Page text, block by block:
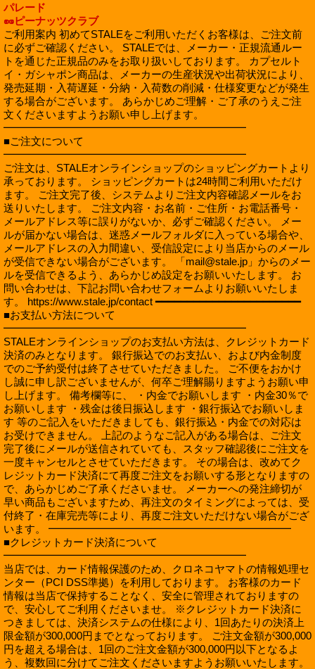
パレード
🥜ピーナッツクラブ
ご利用案内 初めてSTALEをご利用いただくお客様は、ご注文前
に必ずご確認ください。 STALEでは、メーカー・正規流通ルー
トを通じた正規品のみをお取り扱いしております。 カプセルト
イ・ガシャポン商品は、メーカーの生産状況や出荷状況により、
発売延期・入荷遅延・分納・入荷数の削減・仕様変更などが発生
する場合がございます。 あらかじめご理解・ご了承のうえご注
文くださいますようお願い申し上げます。
━━━━━━━━━━━━━━━━━━━━━━━
■ご注文について
━━━━━━━━━━━━━━━━━━━━━━━
ご注文は、STALEオンラインショップのショッピングカートより
承っております。 ショッピングカートは24時間ご利用いただけ
ます。 ご注文完了後、システムよりご注文内容確認メールをお
送りいたします。 ご注文内容・お名前・ご住所・お電話番号・
メールアドレス等に誤りがないか、必ずご確認ください。 メー
ルが届かない場合は、迷惑メールフォルダに入っている場合や、
メールアドレスの入力間違い、受信設定により当店からのメール
が受信できない場合がございます。 「mail@stale.jp」からのメー
ルを受信できるよう、あらかじめ設定をお願いいたします。 お
問い合わせは、下記お問い合わせフォームよりお願いいたしま
す。 https://www.stale.jp/contact ━━━━━━━━━━━━━━━━━━━━━━━
■お支払い方法について
━━━━━━━━━━━━━━━━━━━━━━━
STALEオンラインショップのお支払い方法は、クレジットカード
決済のみとなります。 銀行振込でのお支払い、および内金制度
でのご予約受付は終了させていただきました。 ご不便をおかけ
し誠に申し訳ございませんが、何卒ご理解賜りますようお願い申
し上げます。 備考欄等に、 ・内金でお願いします ・内金30％で
お願いします ・残金は後日振込します ・銀行振込でお願いしま
す 等のご記入をいただきましても、銀行振込・内金での対応は
お受けできません。 上記のようなご記入がある場合は、ご注文
完了後にメールが送信されていても、スタッフ確認後にご注文を
一度キャンセルとさせていただきます。 その場合は、改めてク
レジットカード決済にて再度ご注文をお願いする形となりますの
で、あらかじめご了承くださいませ。 メーカーへの発注締切が
早い商品もございますため、再注文のタイミングによっては、受
付終了・在庫完売等により、再度ご注文いただけない場合がござ
います。 ━━━━━━━━━━━━━━━━━━━━━━━
■クレジットカード決済について
━━━━━━━━━━━━━━━━━━━━━━━
当店では、カード情報保護のため、クロネコヤマトの情報処理セ
ンター（PCI DSS準拠）を利用しております。 お客様のカード
情報は当店で保持することなく、安全に管理されておりますの
で、安心してご利用くださいませ。 ※クレジットカード決済に
つきましては、決済システムの仕様により、1回あたりの決済上
限金額が300,000円までとなっております。 ご注文金額が300,000
円を超える場合は、1回のご注文金額が300,000円以下となるよ
う、複数回に分けてご注文くださいますようお願いいたします。